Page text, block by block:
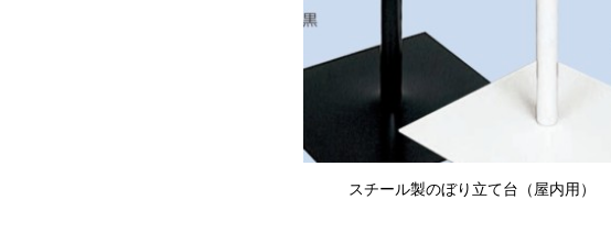
スチール製のぼり立て台（屋内用）